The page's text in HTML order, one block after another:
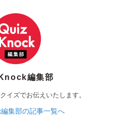
編集部
イズでお伝えいたします。
集部の記事一覧へ